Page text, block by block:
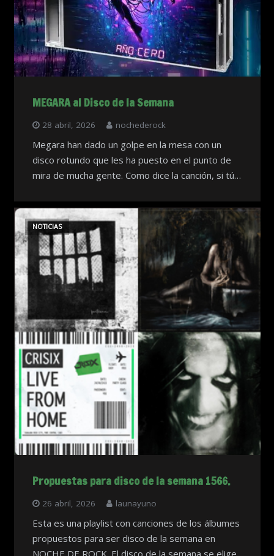
MEGARA al Disco de la Semana
28 abril, 2026 nochederock
Megara han dado un golpe en la mesa con un
disco rotundo que les ha puesto en el punto de
mira de mucha gente. Como dice la canción, si tú…
Propuestas para disco de la semana 1566.
26 abril, 2026 launayuno
NOTICIAS
Esta es una playlist con canciones de los álbumes
propuestos para ser disco de la semana en
NOCHE DE ROCK. El disco de la semana se elige